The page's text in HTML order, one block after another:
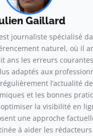
Gaillard
journaliste spécialisé
naturel, où il
ans les erreurs courantes
adaptés aux
l’actualité
et les bonnes
la visibilité en
une approche
à aider les